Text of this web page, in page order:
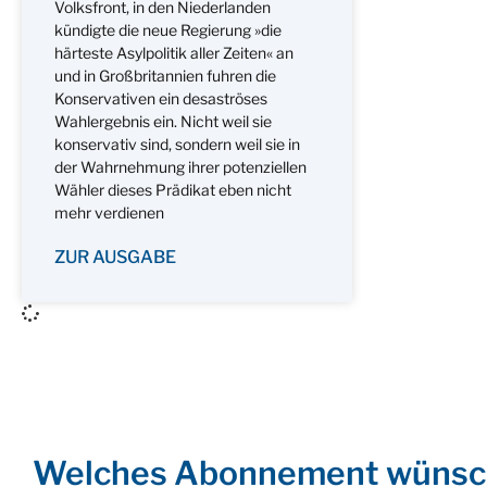
Volksfront, in den Niederlanden
kündigte die neue Regierung »die
härteste Asylpolitik aller Zeiten« an
und in Großbritannien fuhren die
Konservativen ein desaströses
Wahlergebnis ein. Nicht weil sie
konservativ sind, sondern weil sie in
der Wahrnehmung ihrer potenziellen
Wähler dieses Prädikat eben nicht
mehr verdienen
ZUR AUSGABE
Welches Abonnement